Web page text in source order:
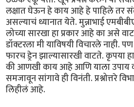
लक्षात घेऊन हे काय आहे हे पाहिले तर
असल्याचं ध्यानात येते. मुन्नाभाई
लोच्या सारखा हा प्रकार आहे का असे
डॉक्टरला मी याविषयी विचारले नाही.
फारच ड्रेन झाल्यासारखी वाटते.
की आणखी काय आहे आणि याला उपाय
समजावून सांगावे ही विनंती. प्रश्नोत्तरे
लिहीलं आहे.